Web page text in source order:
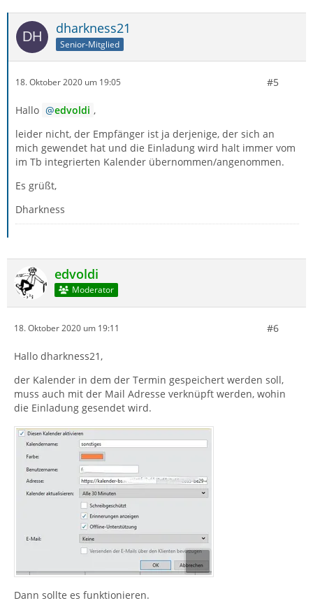
dharkness21
Senior-Mitglied
18. Oktober 2020 um 19:05 #5
Hallo edvoldi ,
leider nicht, der Empfänger ist ja derjenige, der sich an
mich gewendet hat und die Einladung wird halt immer vom
im Tb integrierten Kalender übernommen/angenommen.
Es grüßt,
Dharkness
edvoldi
Moderator
18. Oktober 2020 um 19:11 #6
Hallo dharkness21,
der Kalender in dem der Termin gespeichert werden soll,
muss auch mit der Mail Adresse verknüpft werden, wohin
die Einladung gesendet wird.
Dann sollte es funktionieren.